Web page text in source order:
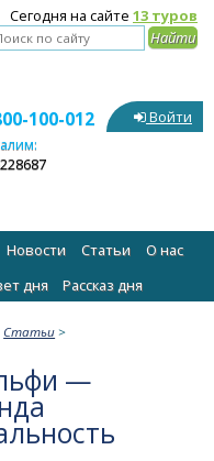
Сегодня на сайте 13 туров
100-012 Войти
Новости Статьи
О нас
дня Рассказ дня
Статьи >
—